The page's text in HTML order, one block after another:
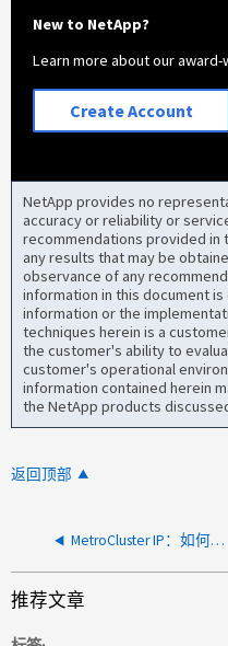
New to NetApp?
Learn more about our
Create Account
NetApp provides no
accuracy or reliability or
recommendations provided
any results that may be
observance of any
information in this document
information or the
techniques herein is a
the customer's ability to
customer's operational
information contained herein
the NetApp products
返回顶部
MetroCluster IP：如何检查集群之间是否共享分区？
推荐文章